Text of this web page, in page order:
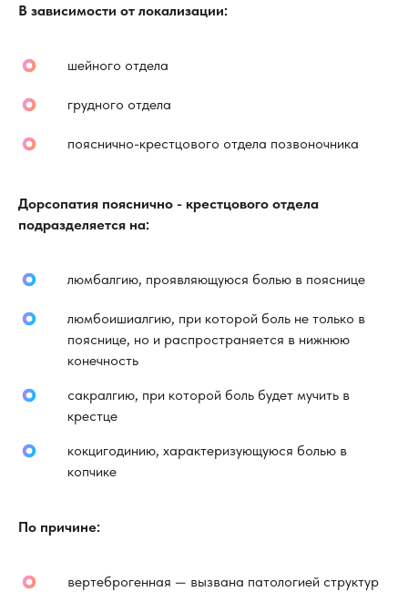
В зависимости от локализации:
шейного отдела
грудного отдела
пояснично-крестцового отдела позвоночника
Дорсопатия пояснично - крестцового отдела
подразделяется на:
люмбалгию, проявляющуюся болью в пояснице
люмбоишиалгию, при которой боль не только в
пояснице, но и распространяется в нижнюю
конечность
сакралгию, при которой боль будет мучить в
крестце
кокцигодинию, характеризующуюся болью в
копчике
По причине:
вертеброгенная — вызвана патологией структур